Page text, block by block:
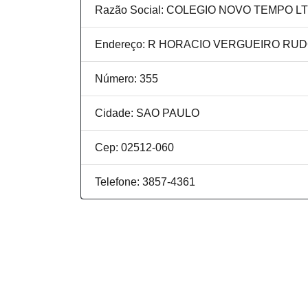
Razão Social: COLEGIO NOVO TEMPO
Endereço: R HORACIO VERGUEIRO
Número: 355
Cidade: SAO PAULO
Cep: 02512-060
Telefone: 3857-4361